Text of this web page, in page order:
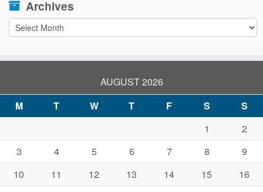
Archives
Archives
AUGUST 2026
M
T W T F S
S
1
2
3
4 5 6 7 8
9
10
11 12 13 14 15
16